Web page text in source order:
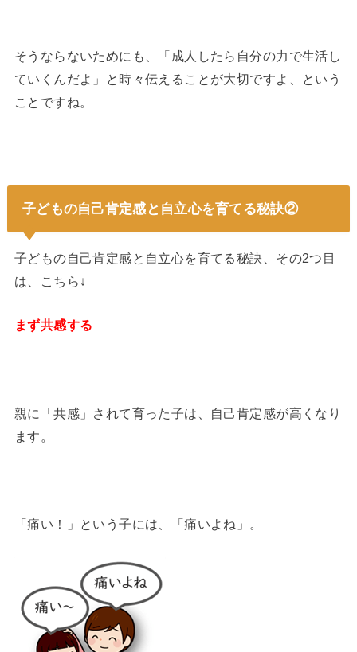
そうならないためにも、「成人したら自分の力で生活し
ていくんだよ」と時々伝えることが大切ですよ、という
ことですね。
子どもの自己肯定感と自立心を育てる秘訣②
子どもの自己肯定感と自立心を育てる秘訣、その2つ目
は、こちら↓
まず共感する
親に「共感」されて育った子は、自己肯定感が高くなり
ます。
「痛い！」という子には、「痛いよね」。